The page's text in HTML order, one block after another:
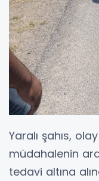
Yaralı şahıs,
müdahalenin
tedavi altına